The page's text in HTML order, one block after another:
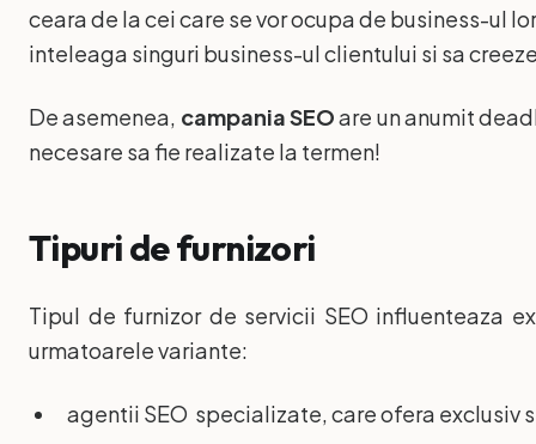
ceara de la cei care se vor ocupa de business-ul
inteleaga singuri business-ul clientului si sa
De asemenea, campania SEOare un anumit
necesare sa fie realizate la termen!
Tipuri de furnizori
Tipul de furnizor de servicii SEO influenteaza
urmatoarele variante:
agentii SEO specializate, care ofera exclusiv